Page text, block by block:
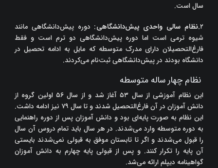
سال است.
۲.نظام سالی واحدی پیش‌دانشگاهی: دوره پیش‌دانشگاهی مانند
شیوه ترمی است اما دوره پیش‌دانشگاهی‌ دو ترم است و فقط
فارغ‌التحصیلان دارای مدرک متوسطه که مایل به ادامه تحصیل در
دانشگاه بودند در پیش‌دانشگاهی ثبت‌نام می‌کردند.
نظام چهار ساله متوسطه
این نظام آموزشی از سال ۵۳ آغاز شد و از سال ۵۶ اولین گروه از
دانش آموزان در آن فارغ‌التحصیل شدند و تا سال ۷۹ نیز ادامه داشت.
این نظام به صورت پایه‌ای بود و دانش آموزان پس از دوره راهنمایی
به دوره متوسطه وارد می‌شدند. در هر سال باید تمام دروس آن سال
را قبول می‌شدند و اگر تا تابستان موفق به قبولی نمی‌شدند بایستی
آن پایه را تکرار کنند. و پس از قبولی پایه چهارم به دانش آموزان
گواهینامه دیپلم ارائه می‌شد.